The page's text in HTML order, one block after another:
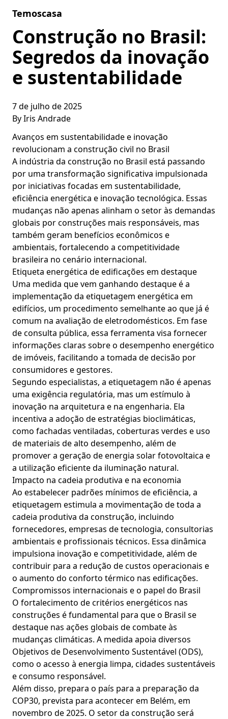
Temoscasa
Construção no Brasil:
Segredos da inovação
e sustentabilidade
7 de julho de 2025
ByIris Andrade
Avanços em sustentabilidade e inovação
revolucionam a construção civil no Brasil
A indústria da construção no Brasil está passando
por uma transformação significativa impulsionada
por iniciativas focadas em sustentabilidade,
eficiência energética e inovação tecnológica. Essas
mudanças não apenas alinham o setor às demandas
globais por construções mais responsáveis, mas
também geram benefícios econômicos e
ambientais, fortalecendo a competitividade
brasileira no cenário internacional.
Etiqueta energética de edificações em destaque
Uma medida que vem ganhando destaque é a
implementação da etiquetagem energética em
edifícios, um procedimento semelhante ao que já é
comum na avaliação de eletrodomésticos. Em fase
de consulta pública, essa ferramenta visa fornecer
informações claras sobre o desempenho energético
de imóveis, facilitando a tomada de decisão por
consumidores e gestores.
Segundo especialistas, a etiquetagem não é apenas
uma exigência regulatória, mas um estímulo à
inovação na arquitetura e na engenharia. Ela
incentiva a adoção de estratégias bioclimáticas,
como fachadas ventiladas, coberturas verdes e uso
de materiais de alto desempenho, além de
promover a geração de energia solar fotovoltaica e
a utilização eficiente da iluminação natural.
Impacto na cadeia produtiva e na economia
Ao estabelecer padrões mínimos de eficiência, a
etiquetagem estimula a movimentação de toda a
cadeia produtiva da construção, incluindo
fornecedores, empresas de tecnologia, consultorias
ambientais e profissionais técnicos. Essa dinâmica
impulsiona inovação e competitividade, além de
contribuir para a redução de custos operacionais e
o aumento do conforto térmico nas edificações.
Compromissos internacionais e o papel do Brasil
O fortalecimento de critérios energéticos nas
construções é fundamental para que o Brasil se
destaque nas ações globais de combate às
mudanças climáticas. A medida apoia diversos
Objetivos de Desenvolvimento Sustentável (ODS),
como o acesso à energia limpa, cidades sustentáveis
e consumo responsável.
Além disso, prepara o país para a preparação da
COP30, prevista para acontecer em Belém, em
novembro de 2025. O setor da construção será